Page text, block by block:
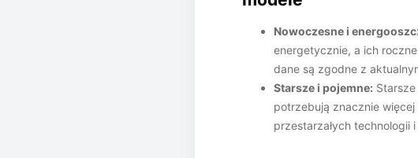
Nowoczesne i
energetycznie, a ich
dane są zgodne z
Starsze i pojemne:
potrzebują znacznie
przestarzałych technologii